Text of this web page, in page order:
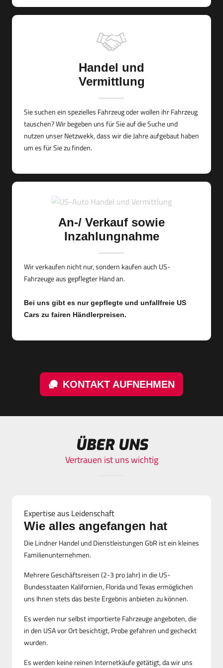
Handel und
Vermittlung
Sie suchen ein spezielles Fahrzeug oder wollen ihr Fahrzeug
tauschen? Wir begeben uns für Sie auf die Suche und
nutzen unser Netzwekk, dass wir die Jahre aufgebaut haben
um es für Sie zu finden.
An-/ Verkauf sowie
Inzahlungnahme
Wir verkaufen nicht nur, sondern kaufen auch US-
Fahrzeuge aus gepflegter Hand an.
Bei uns gibt es nur gepflegte und unfallfreie US
Cars zu fairen Händlerpreisen.
KONTAKT AUFNEHMEN
ÜBER UNS
Vertrauen ist uns wichtig
Expertise aus Leidenschaft
Wie alles angefangen hat
Die Lindner Handel und Dienstleistungen GbR ist ein kleines
Familienunternehmen.
Mehrere Geschäftsreisen (2-3 pro Jahr) in die US-
Bundesstaaten Kalifornien, Florida und Texas ermöglichen
uns Ihnen stets das beste Ergebnis anbieten zu können.
Es werden nur selbst importierte Fahrzeuge angeboten, die
in den USA vor Ort besichtigt, Probe gefahren und gecheckt
wurden.
Es werden keine reinen Internetkäufe getätigt, da wir uns